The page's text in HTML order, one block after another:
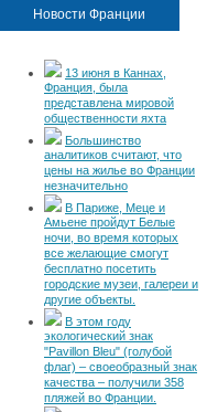
Новости Франции
13 июня в Каннах,
Франция, была
представлена мировой
общественности яхта
Большинство
аналитиков считают, что
цены на жилье во Франции
незначительно
В Париже, Меце и
Амьене пройдут Белые
ночи, во время которых
все желающие смогут
бесплатно посетить
городские музеи, галереи и
другие объекты.
В этом году
экологический знак
"Pavillon Bleu" (голубой
флаг) – своеобразный знак
качества – получили 358
пляжей во Франции.